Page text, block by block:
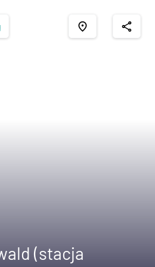
place share
(stacja